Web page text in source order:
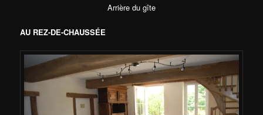
Arrière du gîte
AU REZ-DE-CHAUSSÉE